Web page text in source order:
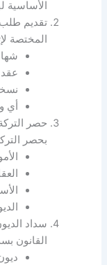
الأساسية
تقديم طلب
المختصة
عقد
أي
حصر
بحصر
سداد
القانون